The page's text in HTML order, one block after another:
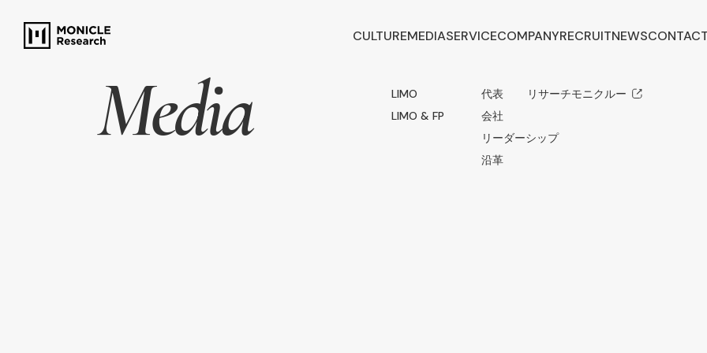
CULTUREMEDIA
LIMO
LIMO & FP
SERVICECOMPANY
代表メッセージ
会社概要
リーダーシップ
沿革
RECRUIT
リサーチモニクルー
NEWS
Media